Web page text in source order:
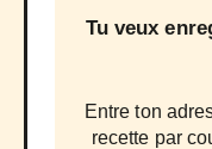
Tu veux
Entre ton
recette par